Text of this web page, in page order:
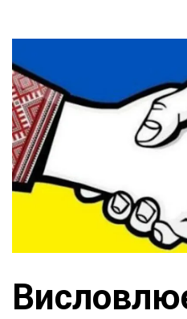
Home Лютий
Висловлюємо подяку
“Цивільна Оборона
Юрійовича за значний
бойовий дрон!